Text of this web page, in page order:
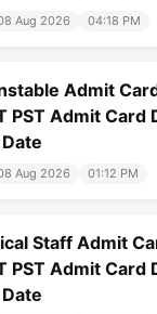
Aug 2026 04:18 PM
Admit
PST Admit Card
Aug 2026 01:12 PM
Staff Admit
PST Admit Card